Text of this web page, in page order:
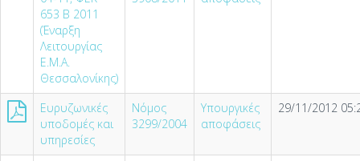
653 Β 2011
(Έναρξη
Λειτουργίας
Ε.Μ.Α.
Θεσσαλονίκης)
Ευρυζωνικές
υποδομές και
υπηρεσίες
Νόμος
3299/2004
Υπουργικές
αποφάσεις
29/11/2012